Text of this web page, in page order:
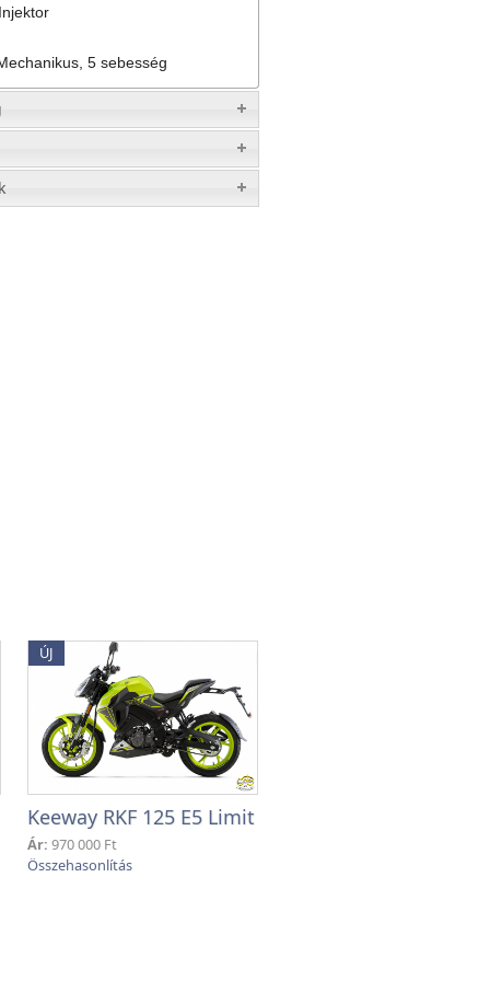
Injektor
5 sebesség
ÚJ
Keeway RKF 125 E5 Limit
Ár:970 000 Ft